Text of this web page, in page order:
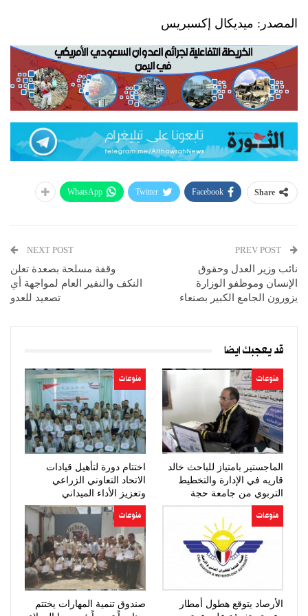
المصدر: ميديكال إكسبريس
Share
Facebook
Twitter
WhatsApp
نائب وزير العدل وحقوق
الإنسان وموظفو الوزارة
يزورون الجامع الكبير بصنعاء
NEXT POST
وقفة مسلحة بصعدة تعلن
النكف والنفير العام لمواجهة أي
تصعيد للعدو
قد يعجبك ايضا
منوعات
الماجستير بامتياز للباحث خالد
قاريه في الإدارة والتخطيط
التربوي من جامعة حجة
منوعات
اختتام دورة لتأهيل قيادات
الاتحاد التعاوني الزراعي
وتعزيز الأداء الميداني
منوعات
الأرصاد يتوقع هطول أمطار
منوعات
صندوق تنمية المهارات يختتم